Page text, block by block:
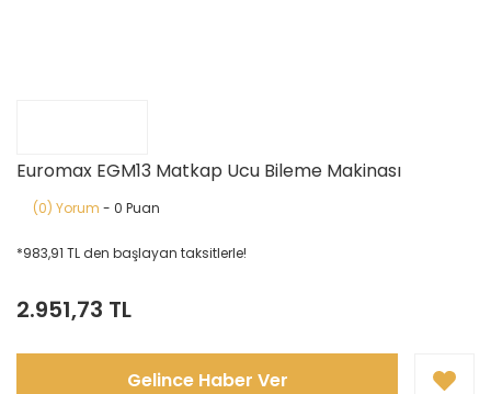
Euromax EGM13 Matkap Ucu Bileme Makinası
(0) Yorum - 0 Puan
*983,91 TL den başlayan taksitlerle!
2.951,73 TL
Gelince Haber Ver